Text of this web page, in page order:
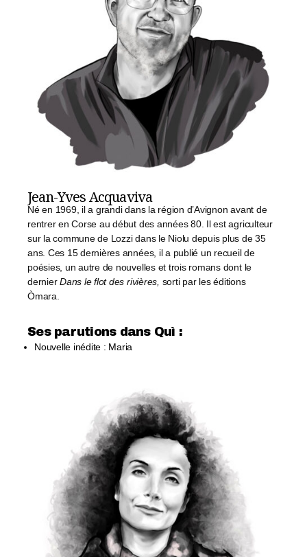
Jean-Yves Acquaviva
Né en 1969, il a grandi dans la région d’Avignon avant de
rentrer en Corse au début des années 80. Il est agriculteur
sur la commune de Lozzi dans le Niolu depuis plus de 35
ans. Ces 15 dernières années, il a publié un recueil de
poésies, un autre de nouvelles et trois romans dont le
dernierDans le flot des rivières, sorti par les éditions
Òmara.
Ses parutions dans Quì :​
Nouvelle inédite : Maria